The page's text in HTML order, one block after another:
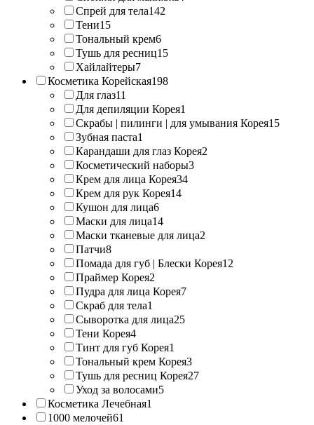
Спрей для тела142
Тени15
Тональный крем6
Тушь для ресниц15
Хайлайтеры7
Косметика Корейская198
Для глаз11
Для депиляции Корея1
Скрабы | пилинги | для умывания Корея15
Зубная паста1
Карандаши для глаз Корея2
Косметический наборы3
Крем для лица Корея34
Крем для рук Корея14
Кушон для лица6
Маски для лица14
Маски тканевые для лица2
Патчи8
Помада для губ | Блески Корея12
Праймер Корея2
Пудра для лица Корея7
Скраб для тела1
Сыворотка для лица25
Тени Корея4
Тинт для губ Корея1
Тональный крем Корея3
Тушь для ресниц Корея27
Уход за волосами5
Косметика Лечебная1
1000 мелочей61